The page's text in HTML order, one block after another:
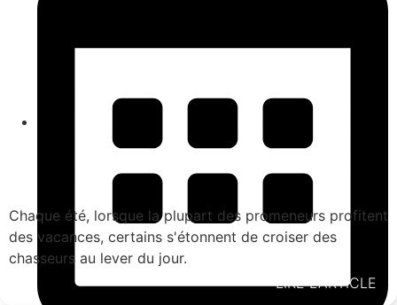
Chaque été, lorsque la plupart des promeneurs profitent
des vacances, certains s'étonnent de croiser des
chasseurs au lever du jour.
LIRE L'ARTICLE